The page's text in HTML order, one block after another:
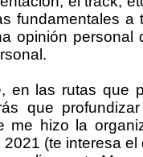
fundamentales
opinión
en las rutas que
que
me hizo la
(te interesa